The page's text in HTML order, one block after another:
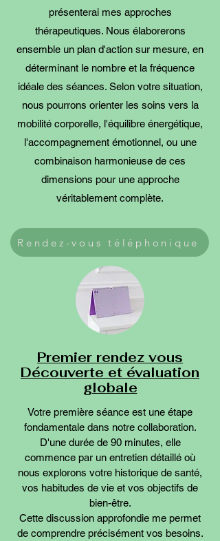
présenterai mes approches
thérapeutiques. Nous élaborerons
ensemble un plan d'action sur mesure, en
déterminant le nombre et la fréquence
idéale des séances. Selon votre situation,
nous pourrons orienter les soins vers la
mobilité corporelle, l'équilibre énergétique,
l'accompagnement émotionnel, ou une
combinaison harmonieuse de ces
dimensions pour une approche
véritablement complète.
Rendez-vous téléphonique
Premier rendez vous
Découverte et évaluation
globale
Votre première séance est une étape
fondamentale dans notre collaboration.
D'une durée de 90 minutes, elle
commence par un entretien détaillé où
nous explorons votre historique de santé,
vos habitudes de vie et vos objectifs de
bien-être.
Cette discussion approfondie me permet
de comprendre précisément vos besoins.